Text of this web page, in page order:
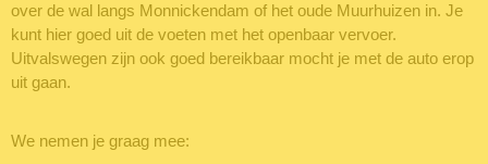
over de wal langs Monnickendam of het oude Muurhuizen in. Je
kunt hier goed uit de voeten met het openbaar vervoer.
Uitvalswegen zijn ook goed bereikbaar mocht je met de auto erop
uit gaan.
We nemen je graag mee: